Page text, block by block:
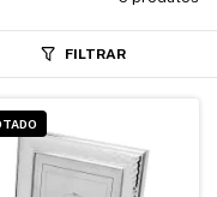
FILTRAR